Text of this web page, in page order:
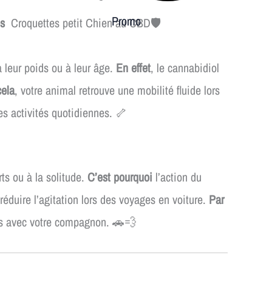
Promo
Croquettes petit Chien au CBD🛡️
poids ou à leur âge. En effet, le cannabidiol
, votre animal retrouve une mobilité fluide lors
activités quotidiennes. 🦴
ou à la solitude. C’est pourquoi l’action du
l’agitation lors des voyages en voiture. Par
avec votre compagnon. 🚗💨